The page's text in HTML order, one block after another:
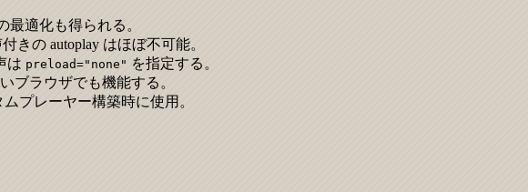
最適化も得られる。
きの autoplay はほぼ不可能。
は preload="none" を指定する。
ブラウザでも機能する。
プレーヤー構築時に使用。